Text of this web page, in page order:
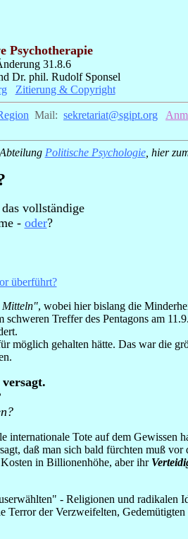
Psychotherapie
31.8.6
Dr. phil. Rudolf Sponsel
Zitierung & Copyright
Mail: sekretariat@sgipt.org
Politische Psychologie, hier
vollständige
- oder?
überführt?
Mitteln", wobei hier bislang die
Treffer des Pentagons am
gehalten hätte. Das war die
internationale Tote auf dem Gewissen
daß man sich bald fürchten muß vor
in Billionenhöhe, aber ihr
- Religionen und radikalen
der Verzweifelten, Gedemütigten